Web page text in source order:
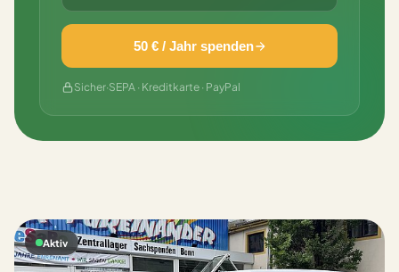
50 € / Jahr spenden
Sicher·SEPA · Kreditkarte · PayPal
Aktiv